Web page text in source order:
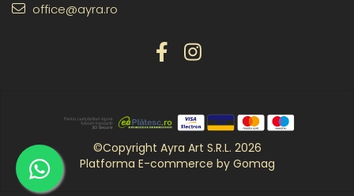
office@ayra.ro
©Copyright Ayra Art S.R.L. 2026
Platforma E-commerce by Gomag